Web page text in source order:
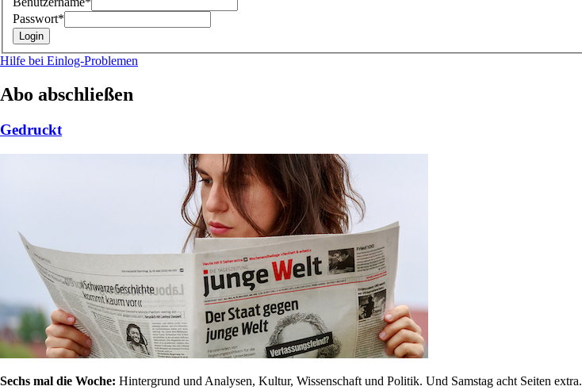
Passwort*
Hilfe bei Einlog-Problemen
Abo abschließen
Gedruckt
Sechs mal die Woche: Hintergrund und Analysen, Kultur, Wissenschaft und Politik. Und Samstag acht Seiten extra.